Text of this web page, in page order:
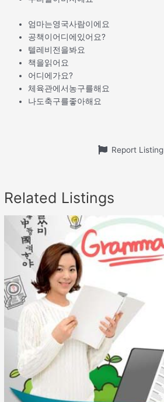
엄마는영국사람이에요
공책이어디에있어요?
텔레비전을봐요
책을읽어요
어디에가요?
체육관에서농구를해요
나도축구를좋아해요
Report Listing
Related Listings